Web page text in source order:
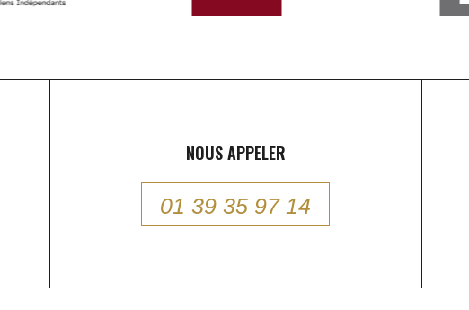
NOUS APPELER
01 39 35 97 14